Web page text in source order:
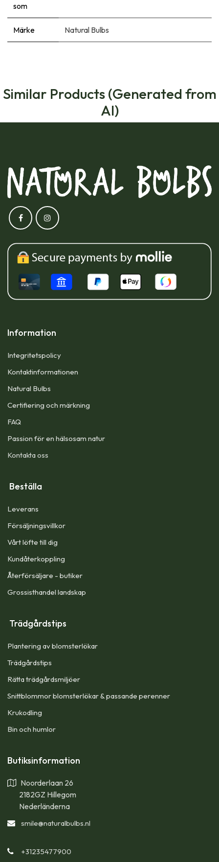
som
Märke Natural Bulbs
Similar Products (Generated from
AI)
Information
Integritetspolicy
Kontaktinformationen
Natural Bulbs
Certifiering och märkning
FAQ
Passion för en hälsosam natur
Kontakta oss
Beställa
Leverans
Försäljningsvillkor
Vårt löfte till dig​
Kundåterkoppling
Återförsäljare - butiker
Grossisthandel landskap
Trädgårdstips
Plantering av blomsterlökar
Trädgårdstips
Rätta trädgårdsmiljöer
Snittblommor blomsterlökar & passande perenner
Krukodling
Bin och humlor
Butiksinformation
Noorderlaan 26
2182GZ Hillegom
Nederländerna
smile@naturalbulbs.nl
+31235477900